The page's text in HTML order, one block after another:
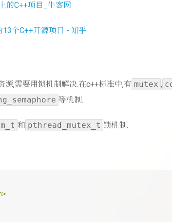
的C++项目_牛客网
个C++开源项目 - 知乎
源,需要用锁机制解决.在c++标准中,有 mutex ,
等机制.
和 pthread_mutex_t 锁机制.